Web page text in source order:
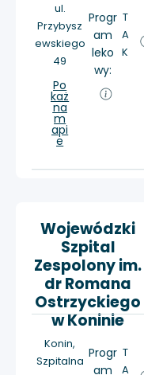
ul.
Przybysz
ewskiego
49
Po
każ
na
m
api
e
Progr
am
leko
wy:
T
A
K
Wojewódzki
Szpital
Zespolony im.
dr Romana
Ostrzyckiego
w Koninie
Konin,
Szpitalna
Progr
am
T
A